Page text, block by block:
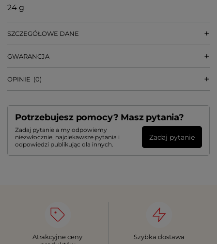
24 g
SZCZEGÓŁOWE DANE
GWARANCJA
OPINIE (0)
Potrzebujesz pomocy? Masz pytania?
Zadaj pytanie a my odpowiemy
niezwłocznie, najciekawsze pytania i
odpowiedzi publikując dla innych.
Zadaj pytanie
Atrakcyjne ceny
Szybka dostawa